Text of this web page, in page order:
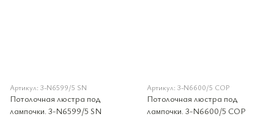
Артикул: 3-N6599/5 SN
Потолочная люстра под
лампочки. 3-N6599/5 SN
Артикул: 3-N6600/5 COP
Потолочная люстра под
лампочки. 3-N6600/5 COP